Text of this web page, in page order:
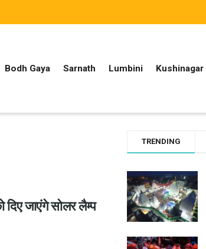
Bodh Gaya Sarnath Lumbini Kushinagar
दिए जाएंगे सोलर लैम्प
TRENDING